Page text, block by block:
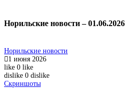
Норильские новости – 01.06.2026
Норильские новости
1 июня 2026
like 0 like
dislike 0 dislike
Скриншоты